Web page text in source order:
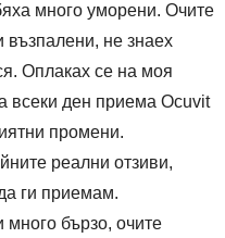
много уморени. Очите
възпалени, не знаех
Оплаках се на моя
всеки ден приема Ocuvit
промени.
реални отзиви,
ги приемам.
бързо, очите